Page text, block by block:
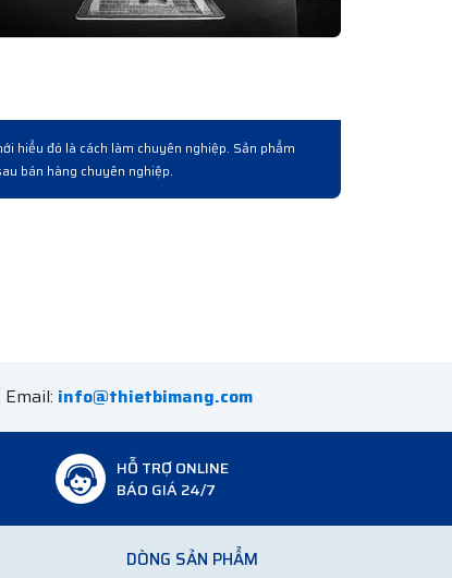
quen giới thiêụ và làm việc qua lấy lô hàng. Về cơ bản là được từ chất
và cách phục vụ khách hàng bài bản chuyên nghiệp.
Email: info@thietbimang.com
HỖ TRỢ ONLINE
BÁO GIÁ 24/7
DÒNG SẢN PHẨM